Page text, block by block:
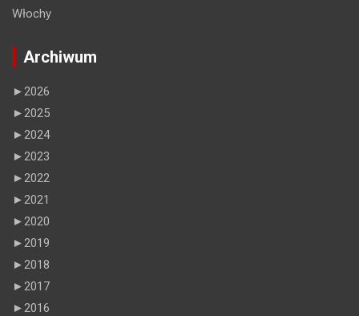
Włochy
Archiwum
►2026
►2025
►2024
►2023
►2022
►2021
►2020
►2019
►2018
►2017
►2016